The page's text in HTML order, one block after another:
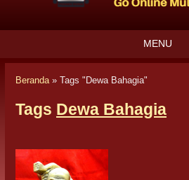
MENU
Beranda» Tags "Dewa Bahagia"
Tags Dewa Bahagia